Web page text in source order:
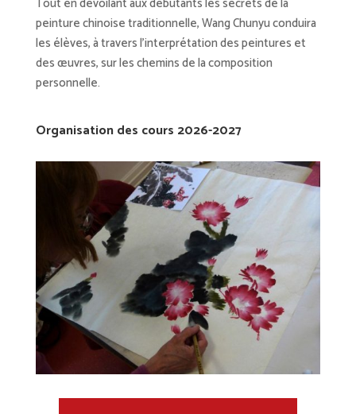
peinture chinoise traditionnelle, Wang Chunyu conduira
les élèves, à travers l’interprétation des peintures et
des œuvres, sur les chemins de la composition
personnelle.
Organisation des cours 2026-2027